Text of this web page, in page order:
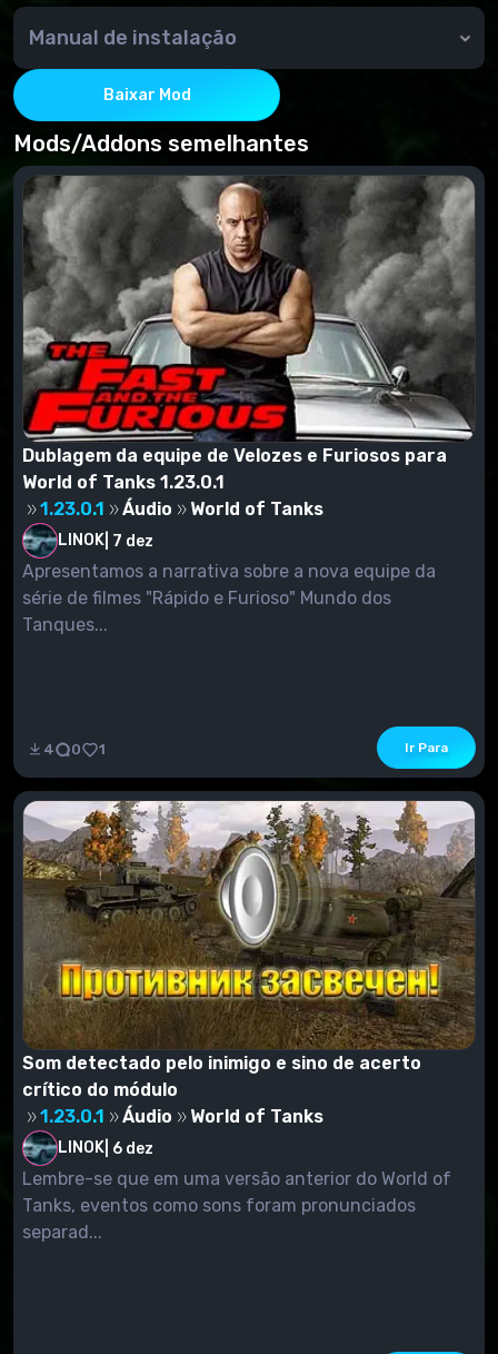
Manual de instalação
Copie a pasta mods do backup para o WOT e confirme
a substituição.
IMPORTANTE: lembre-se de concordar em reiniciar o
cliente após instalar o narrador.
Baixar Mod
Mods/Addons semelhantes
Dublagem da equipe de Velozes e Furiosos para
World of Tanks 1.23.0.1
1.23.0.1
Áudio World of Tanks
LINOK 7 dez
Apresentamos a narrativa sobre a nova equipe da
série de filmes "Rápido e Furioso" Mundo dos
Tanques...
4 0 1 Ir Para
Som detectado pelo inimigo e sino de acerto
crítico do módulo
1.23.0.1
Áudio World of Tanks
LINOK 6 dez
Lembre-se que em uma versão anterior do World of
Tanks, eventos como sons foram pronunciados
separad...